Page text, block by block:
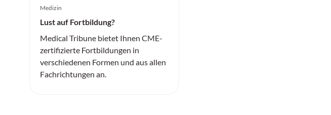
Medizin
Lust auf Fortbildung?
Medical Tribune bietet Ihnen CME-
zertifizierte Fortbildungen in
verschiedenen Formen und aus allen
Fachrichtungen an.